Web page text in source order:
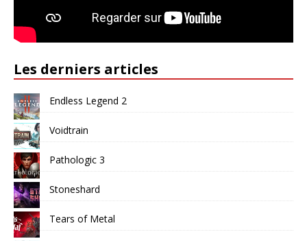
Les derniers articles
Endless Legend 2
Voidtrain
Pathologic 3
Stoneshard
Tears of Metal